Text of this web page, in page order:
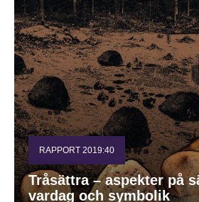
RAPPORT 2019:40
Tråsättra – aspekter på
vardag och symbolik